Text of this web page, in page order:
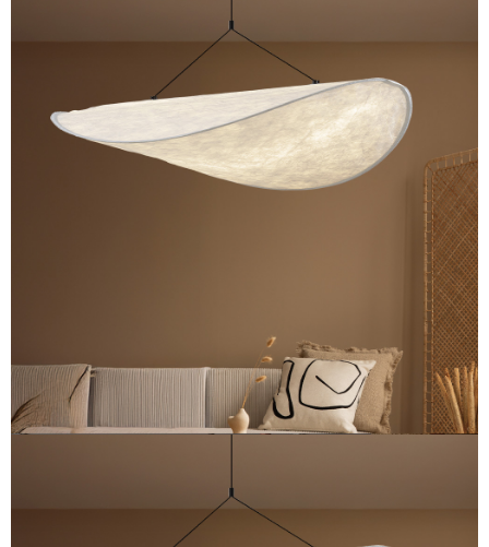
２．關於個人資料處理事宜，請瀏覽以下網址：
３．未成年的使用者請事先徵得法定代理人或監護人之同意方可使用
「AFTEE先享後付」，若未經同意申辦者引起之損失，本公司不負相關責
４．使用「AFTEE先享後付」時，將依據個別帳號之用戶狀況，依本公司即
時審查核予不同之上限額度；若仍有額度不足之情形，本公司將視審查結果
請求用戶進行身份認證。
５．嚴禁一人註冊多個帳號或使用他人資訊註冊。若發現惡意使用之情形，
恩沛科技股份有限公司將有權停止該用戶之使用額度並採取法律行動。